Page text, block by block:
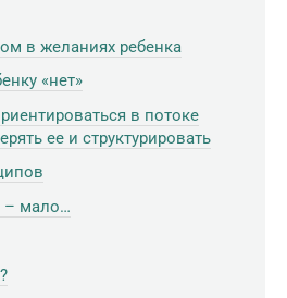
в желаниях ребенка
«нет»
в потоке
ее и структурировать
– мало…